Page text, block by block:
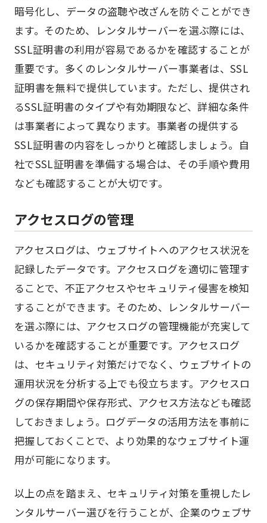
暗号化し、データの盗聴や改ざんを防ぐことができ
ます。そのため、レンタルサーバーを選ぶ際には、
SSL証明書の利用が容易であるかを確認することが
重要です。多くのレンタルサーバー事業者は、SSL
証明書を無料で提供しています。ただし、提供され
るSSL証明書のタイプや有効期限など、詳細な条件
は事業者によって異なります。事業者の提供する
SSL証明書の内容をしっかりと確認しましょう。自
社でSSL証明書を準備する場合は、その手順や費用
なども確認することが大切です。
アクセスログの管理
アクセスログは、ウェブサイトへのアクセス状況を
記録したデータです。アクセスログを適切に管理す
ることで、不正アクセスやセキュリティ侵害を検知
することができます。そのため、レンタルサーバー
を選ぶ際には、アクセスログの管理機能が充実して
いるかを確認することが重要です。アクセスログ
は、セキュリティ対策だけでなく、ウェブサイトの
運用状況を分析する上でも役立ちます。アクセスロ
グの保存期間や保存形式、アクセス方法なども確認
しておきましょう。ログデータの活用方法を事前に
把握しておくことで、より効果的なウェブサイト運
用が可能になります。
以上の点を踏まえ、セキュリティ対策を重視したレ
ンタルサーバー選びを行うことが、企業のウェブサ